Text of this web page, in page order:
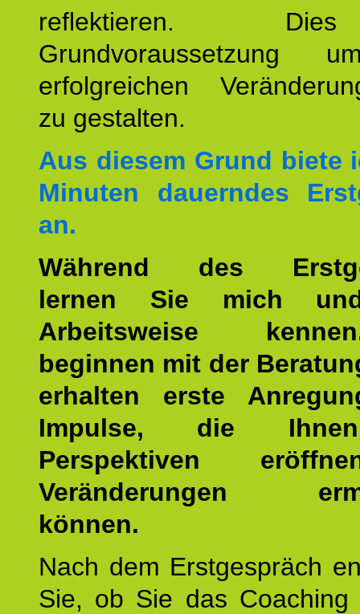
reflektieren.
Grundvoraussetzung
erfolgreichen
zu gestalten.
Aus diesem Grund biete
Minuten dauerndes
an.
Während des
lernen Sie mich
Arbeitsweise
beginnen mit der
erhalten erste
Impulse, die
Perspektiven
Veränderungen
können.
Nach dem Erstgespräch
Sie, ob Sie das Coaching